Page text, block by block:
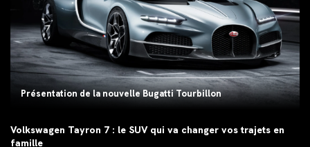
Présentation de la nouvelle Bugatti Tourbillon
Volkswagen Tayron 7 : le SUV qui va changer vos trajets en
famille